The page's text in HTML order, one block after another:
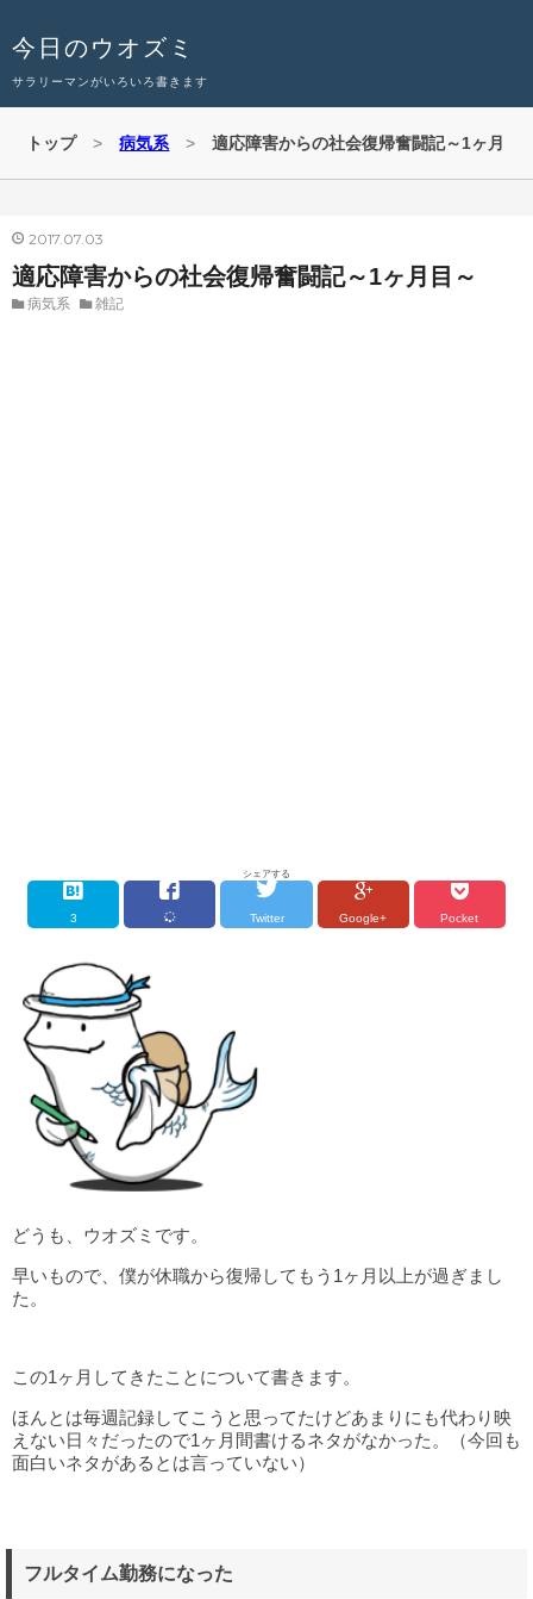
今日のウオズミ
サラリーマンがいろいろ書きます
トップ > 病気系 > 適応障害からの社会復帰奮闘記～1ヶ月
2017 07 03
適応障害からの社会復帰奮闘記～1ヶ月目～
病気系 雑記
シェアする
3 Twitter Google+ Pocket
どうも、ウオズミです。
早いもので、僕が休職から復帰してもう1ヶ月以上が過ぎまし
た。
この1ヶ月してきたことについて書きます。
ほんとは毎週記録してこうと思ってたけどあまりにも代わり映
えない日々だったので1ヶ月間書けるネタがなかった。（今回も
面白いネタがあるとは言っていない）
フルタイム勤務になった